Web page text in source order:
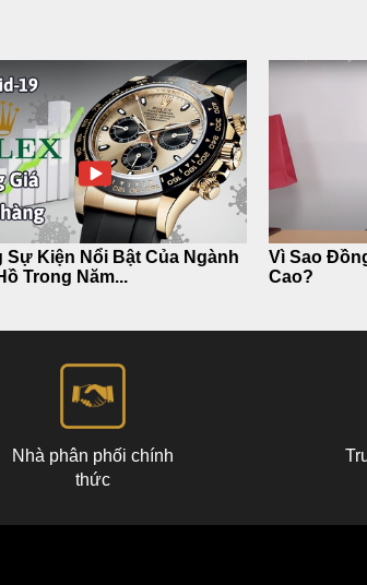
Sự Kiện Nổi Bật Của Ngành
Trong Năm...
Vì Sao
Cao?
Nhà phân phối chính
thức